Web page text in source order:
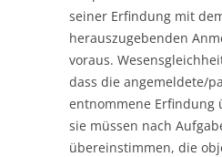
seiner Erfindung mit
herauszugebenden
voraus.
dass die angemeldete/
entnommene Erfindung
sie müssen nach
übereinstimmen, die